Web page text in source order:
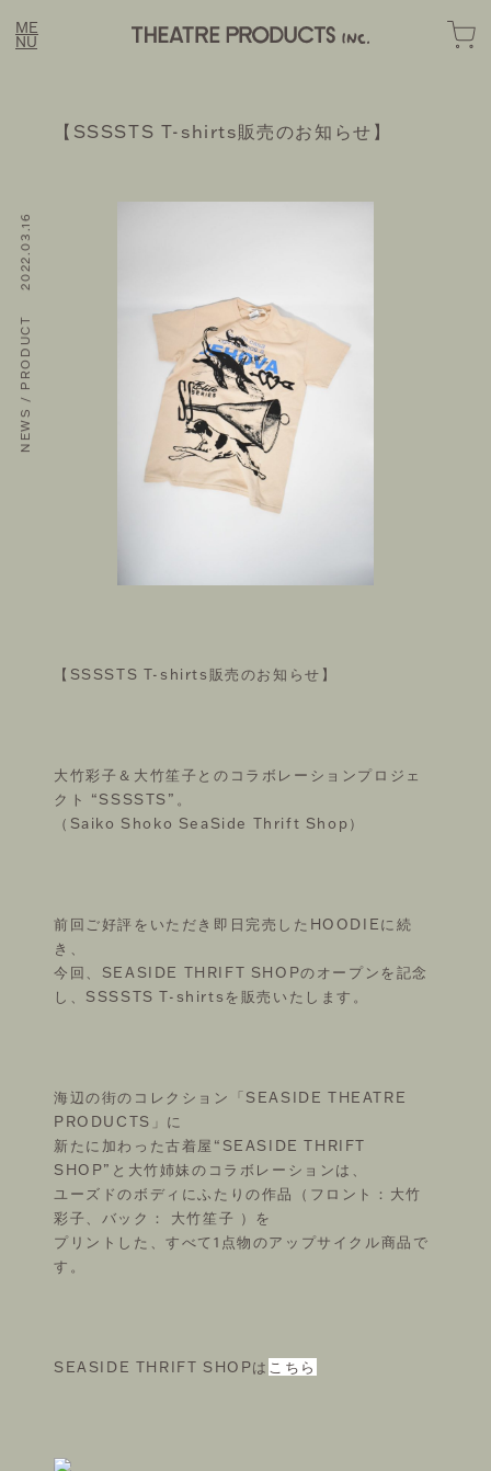
ME
NU
FOLLOW US ON
RAKUTEN FASHION
ZOZOTOWN
SUSTAINABLE
HOZUBAG ONLINE
NEWS / PRODUCT 2022.03.16
【SSSSTS T-shirts販売のお知らせ】
【SSSSTS T-shirts販売のお知らせ】
大竹彩子＆大竹笙子とのコラボレーションプロジェ
クト “SSSSTS”。
（Saiko Shoko SeaSide Thrift Shop）
前回ご好評をいただき即日完売したHOODIEに続
き、
今回、SEASIDE THRIFT SHOPのオープンを記念
し、SSSSTS T-shirtsを販売いたします。
海辺の街のコレクション「SEASIDE THEATRE
PRODUCTS」に
新たに加わった古着屋“SEASIDE THRIFT
SHOP”と大竹姉妹のコラボレーションは、
ユーズドのボディにふたりの作品（フロント：大竹
彩子、バック： 大竹笙子 ）を
プリントした、すべて1点物のアップサイクル商品で
す。
SEASIDE THRIFT SHOPは こちら